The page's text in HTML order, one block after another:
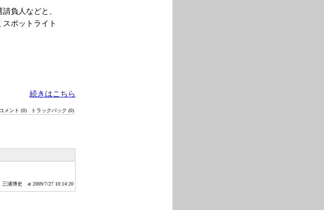
負人などと、
ポットライト
続きはこちら
コメント (0) トラックバック (0)
三浦博史 at 2009/7/27 10:14:20